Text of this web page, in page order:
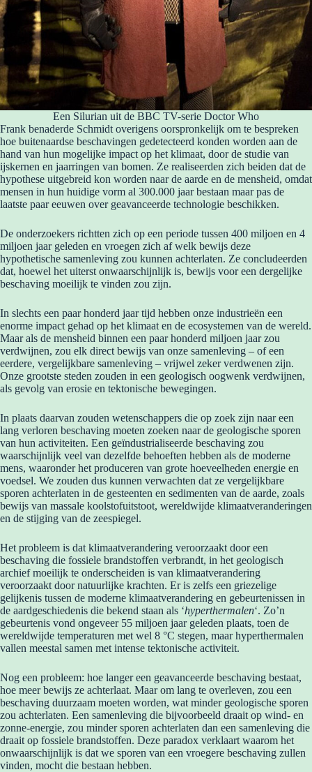
Een Silurian uit de BBC TV-serie Doctor Who
Frank benaderde Schmidt overigens oorspronkelijk om te bespreken
hoe buitenaardse beschavingen gedetecteerd konden worden aan de
hand van hun mogelijke impact op het klimaat, door de studie van
ijskernen en jaarringen van bomen. Ze realiseerden zich beiden dat de
hypothese uitgebreid kon worden naar de aarde en de mensheid, omdat
mensen in hun huidige vorm al 300.000 jaar bestaan maar pas de
laatste paar eeuwen over geavanceerde technologie beschikken.
De onderzoekers richtten zich op een periode tussen 400 miljoen en 4
miljoen jaar geleden en vroegen zich af welk bewijs deze
hypothetische samenleving zou kunnen achterlaten. Ze concludeerden
dat, hoewel het uiterst onwaarschijnlijk is, bewijs voor een dergelijke
beschaving moeilijk te vinden zou zijn.
In slechts een paar honderd jaar tijd hebben onze industrieën een
enorme impact gehad op het klimaat en de ecosystemen van de wereld.
Maar als de mensheid binnen een paar honderd miljoen jaar zou
verdwijnen, zou elk direct bewijs van onze samenleving – of een
eerdere, vergelijkbare samenleving – vrijwel zeker verdwenen zijn.
Onze grootste steden zouden in een geologisch oogwenk verdwijnen,
als gevolg van erosie en tektonische bewegingen.
In plaats daarvan zouden wetenschappers die op zoek zijn naar een
lang verloren beschaving moeten zoeken naar de geologische sporen
van hun activiteiten. Een geïndustrialiseerde beschaving zou
waarschijnlijk veel van dezelfde behoeften hebben als de moderne
mens, waaronder het produceren van grote hoeveelheden energie en
voedsel. We zouden dus kunnen verwachten dat ze vergelijkbare
sporen achterlaten in de gesteenten en sedimenten van de aarde, zoals
bewijs van massale koolstofuitstoot, wereldwijde klimaatveranderingen
en de stijging van de zeespiegel.
Het probleem is dat klimaatverandering veroorzaakt door een
beschaving die fossiele brandstoffen verbrandt, in het geologisch
archief moeilijk te onderscheiden is van klimaatverandering
veroorzaakt door natuurlijke krachten. Er is zelfs een griezelige
gelijkenis tussen de moderne klimaatverandering en gebeurtenissen in
de aardgeschiedenis die bekend staan ​​als ‘hyperthermalen‘. Zo’n
gebeurtenis vond ongeveer 55 miljoen jaar geleden plaats, toen de
wereldwijde temperaturen met wel 8 °C stegen, maar hyperthermalen
vallen meestal samen met intense tektonische activiteit.
Nog een probleem: hoe langer een geavanceerde beschaving bestaat,
hoe meer bewijs ze achterlaat. Maar om lang te overleven, zou een
beschaving duurzaam moeten worden, wat minder geologische sporen
zou achterlaten. Een samenleving die bijvoorbeeld draait op wind- en
zonne-energie, zou minder sporen achterlaten dan een samenleving die
draait op fossiele brandstoffen. Deze paradox verklaart waarom het
onwaarschijnlijk is dat we sporen van een vroegere beschaving zullen
vinden, mocht die bestaan ​​hebben.